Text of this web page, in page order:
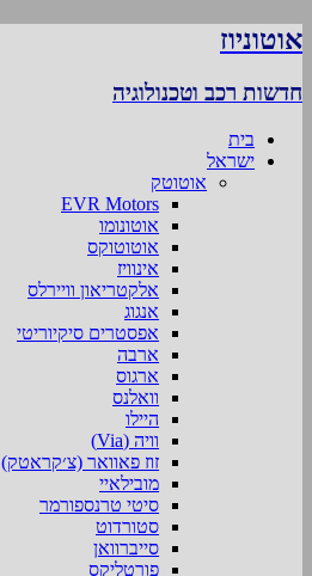
אוטוניוז
חדשות רכב וטכנולוגיה
בית
ישראל
אוטוטק
EVR Motors
אוטונומו
אוטוטוקס
אינוויז
אלקטריאון וויירלס
אנגוג
אפסטרים סיקיוריטי
ארבה
ארגוס
וואלנס
היילו
וויה (Via)
זוז פאוואר (צ׳קראטק)
מובילאיי
סיטי טרנספורמר
סטורדוט
סייברוואן
פורטליקס